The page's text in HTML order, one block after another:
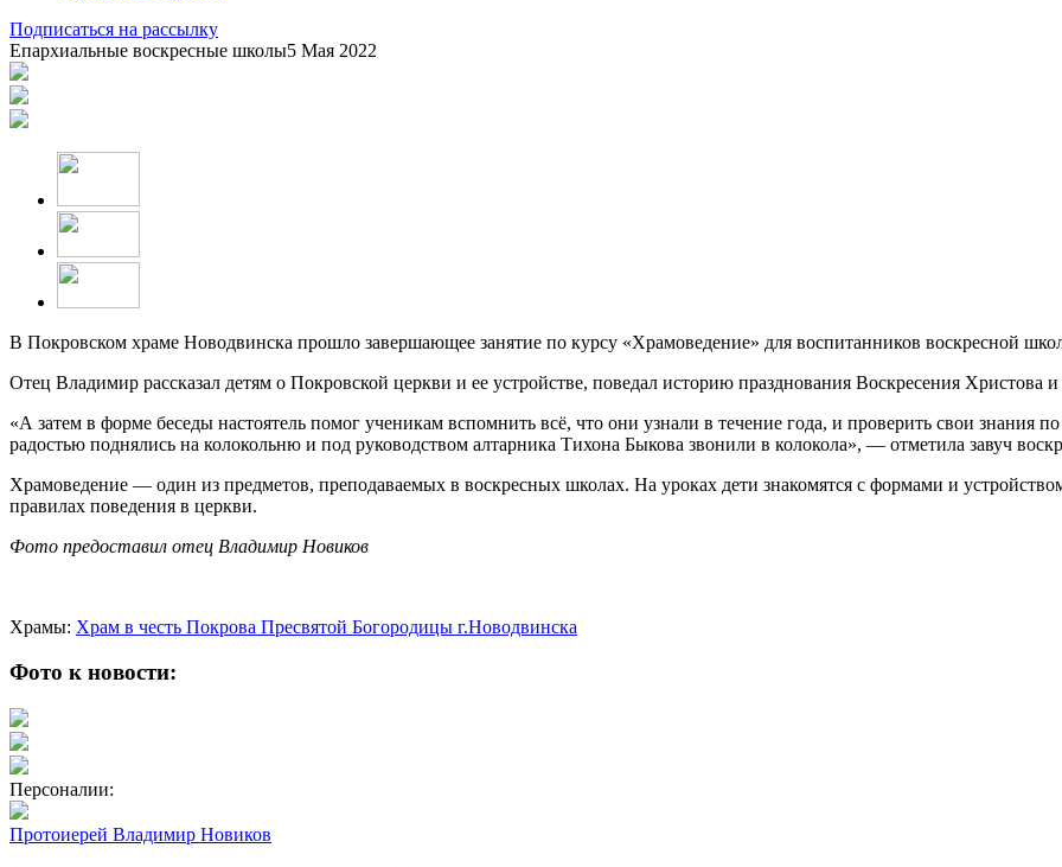
Подписаться на рассылку
Епархиальные воскресные школы5 Мая 2022
В Покровском храме Новодвинска прошло завершающее занятие по курсу «Храмоведение» для воспитанников воскресной
Отец Владимир рассказал детям о Покровской церкви и ее устройстве, поведал историю празднования Воскресения
«А затем в форме беседы настоятель помог ученикам вспомнить всё, что они узнали в течение года, и проверить свои знания
радостью поднялись на колокольню и под руководством алтарника Тихона Быкова звонили в колокола», — отметила завуч
Храмоведение — один из предметов, преподаваемых в воскресных школах. На уроках дети знакомятся с формами и
правилах поведения в церкви.
Фото предоставил отец Владимир Новиков
Храмы: Храм в честь Покрова Пресвятой Богородицы г.Новодвинска
Фото к новости:
Персоналии:
Протоиерей Владимир Новиков